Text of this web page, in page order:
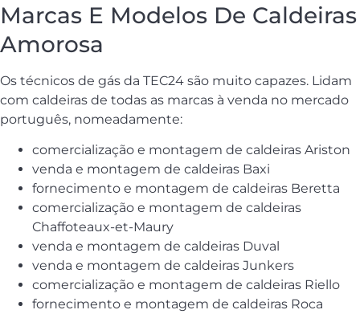
Marcas E Modelos De Caldeiras
Amorosa
Os técnicos de gás da TEC24 são muito capazes. Lidam
com caldeiras de todas as marcas à venda no mercado
português, nomeadamente:
comercialização e montagem de caldeiras Ariston
venda e montagem de caldeiras Baxi
fornecimento e montagem de caldeiras Beretta
comercialização e montagem de caldeiras
Chaffoteaux-et-Maury
venda e montagem de caldeiras Duval
venda e montagem de caldeiras Junkers
comercialização e montagem de caldeiras Riello
fornecimento e montagem de caldeiras Roca